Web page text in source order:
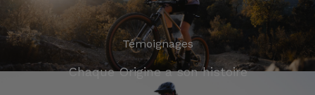
Témoignages
Chaque Origine a son histoire